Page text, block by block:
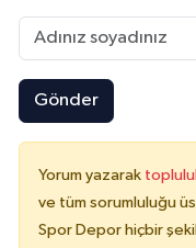
Gönder
Yorum yazarak
ve tüm sorumluluğu
Spor Depor hiçbir